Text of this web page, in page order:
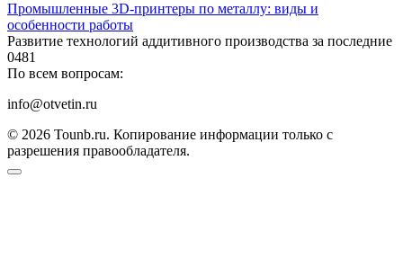
Промышленные 3D-принтеры по металлу: виды и
особенности работы
Развитие технологий аддитивного производства за последние
0481
По всем вопросам:
info@otvetin.ru
© 2026 Tounb.ru. Копирование информации только с
разрешения правообладателя.